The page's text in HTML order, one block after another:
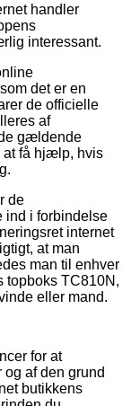
handler
interessant.
det er en
de officielle
af
gældende
at få hjælp, hvis
de
ind i forbindelse
internet
at man
man til enhver
topboks TC810N,
eller mand.
for at
af den grund
butikkens